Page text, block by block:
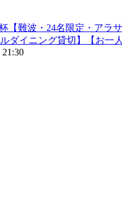
【難波・24名限定・ア
ダイニング貸切】【お一
21:30